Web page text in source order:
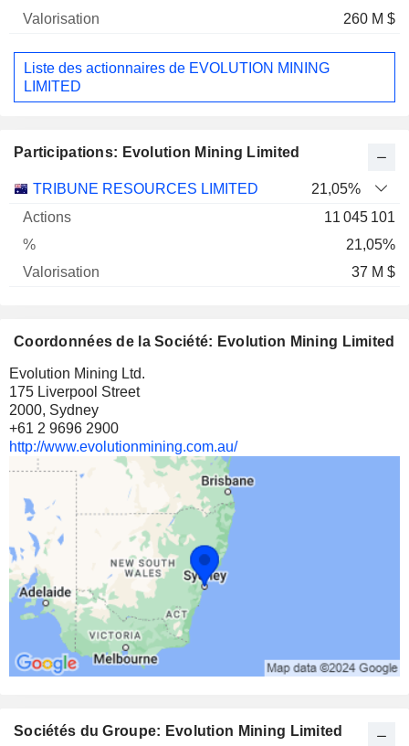
260 M $
Liste des actionnaires de EVOLUTION MINING
LIMITED
Participations: Evolution Mining Limited
Nom Actions % Valorisation
TRIBUNE RESOURCES LIMITED
21,05%
11 045 101
21,05%
37 M $
Coordonnées de la Société: Evolution Mining Limited
Evolution Mining Ltd.
175 Liverpool Street
2000, Sydney
+61 2 9696 2900
http://www.evolutionmining.com.au/
Sociétés du Groupe: Evolution Mining Limited